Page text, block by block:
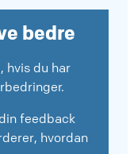
bedre
hvis du har
feedback
hvordan